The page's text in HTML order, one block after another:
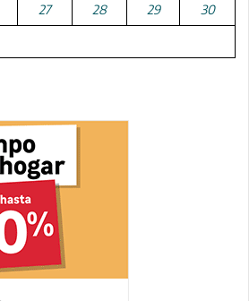
27 28 29 30